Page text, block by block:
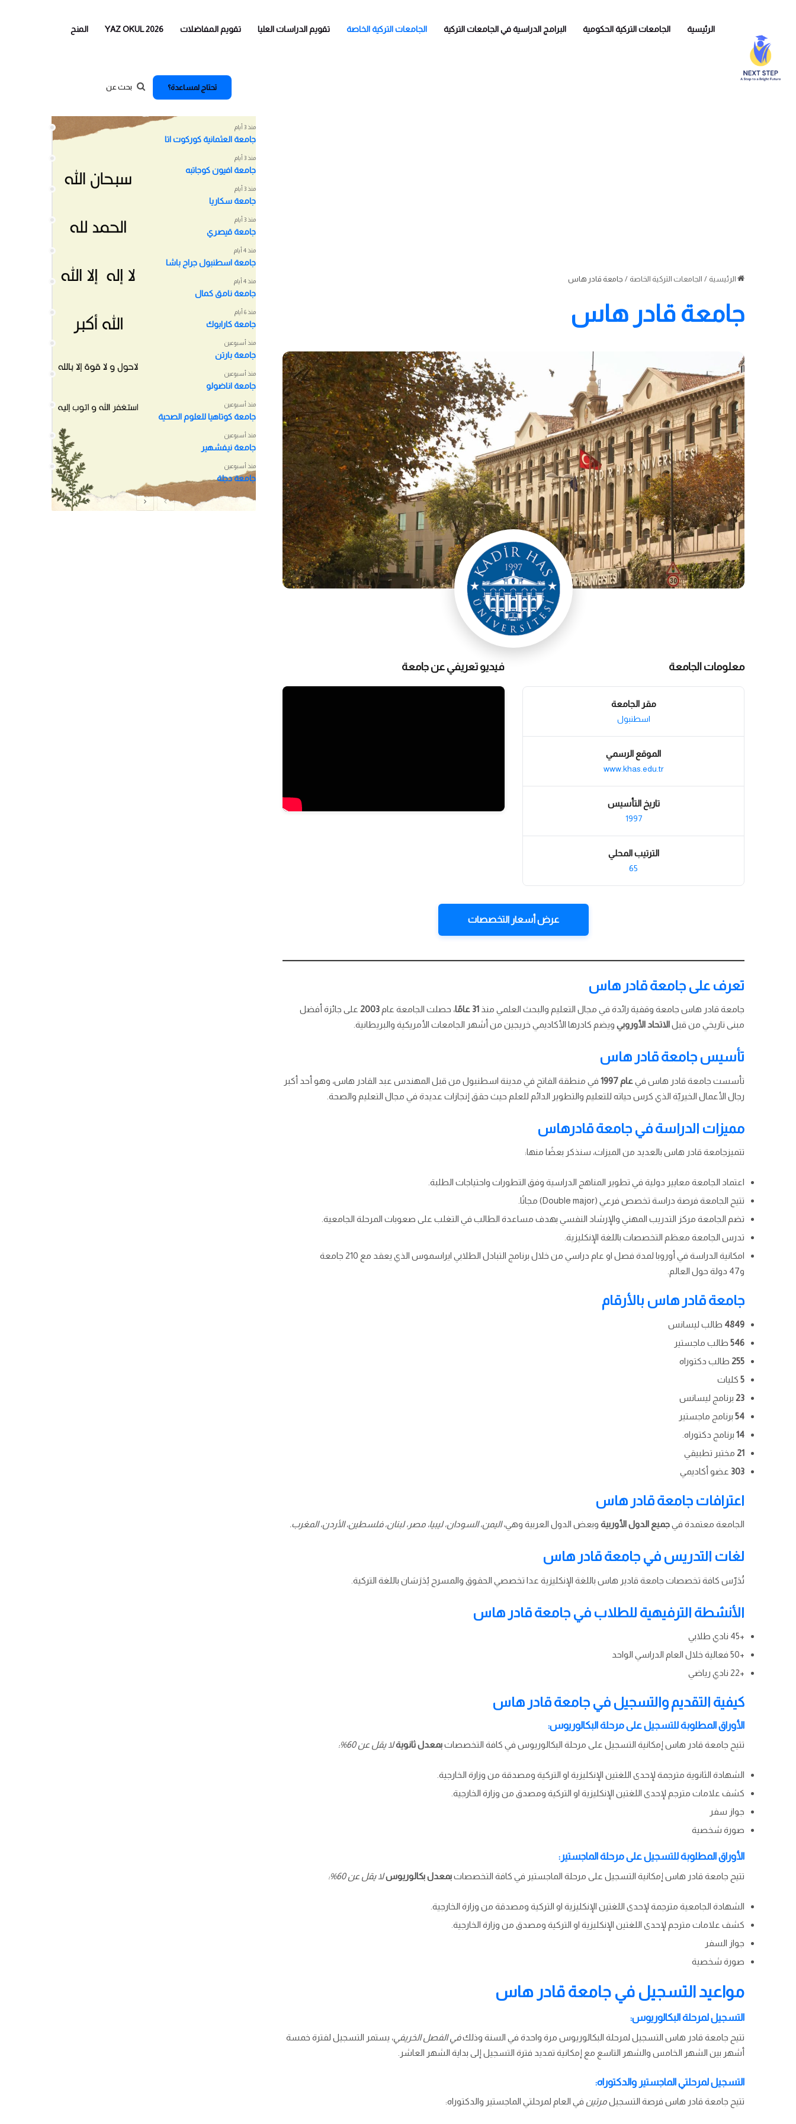
الرئيسية الجامعات التركية الحكومية البرامج الدراسية في الجامعات التركية الجامعات التركية الخاصة تقويم الدراسات العليا تقويم المفاضلات YAZ OKUL 2026 المنح
تحتاج لمساعدة؟
الرئيسية / الجامعات التركية الخاصة / جامعة قادر هاس
جامعة قادر هاس
معلومات الجامعة
مقر الجامعة
اسطنبول
الموقع الرسمي
www.khas.edu.tr
تاريخ التأسيس
1997
الترتيب المحلي
65
فيديو تعريفي عن جامعة
عرض أسعار التخصصات
تعرف على جامعة قادر هاس
جامعة قادر هاس جامعة وقفية رائدة في مجال التعليم والبحث العلمي منذ 31 عامًا ، حصلت الجامعة عام 2003 على جائزة أفضل
مبنى تاريخي من قبلالاتحاد الأوروبي ويضم كادرها الأكاديمي خريجين من أشهر الجامعات الأمريكية والبريطانية.
تأسيس جامعة قادر هاس
تأسست جامعة قادر هاس فيعام 1997 في منطقة الفاتح في مدينة اسطنبول من قبل المهندس عبد القادر هاس، وهو أحد أكبر
رجال الأعمال الخيريّة الذي كرس حياته للتعليم والتطوير الدائم للعلم حيث حقق إنجازات عديدة في مجال التعليم والصحة.
مميزات الدراسة في جامعة قادرهاس
تتميزجامعة قادر هاس بالعديد من الميزات، سنذكر بعضًا منها:
اعتماد الجامعة معايير دولية في تطوير المناهج الدراسية وفق التطورات واحتياجات الطلبة.
تتيح الجامعة فرصة دراسة تخصص فرعي (Double major) مجانًا.
تضم الجامعة مركز التدريب المهني والإرشاد النفسي بهدف مساعدة الطالب في التغلب على صعوبات المرحلة الجامعية.
تدرس الجامعة معظم التخصصات باللغة الإنكليزية.
امكانية الدراسة في أوروبا لمدة فصل او عام دراسي من خلال برنامج التبادل الطلابي ايراسموس الذي يعقد مع 210 جامعة
و47 دولة حول العالم.
جامعة قادر هاس بالأرقام
4849 طالب ليسانس
546 طالب ماجستير
255 طالب دكتوراه
5 كليات
23 برنامج ليسانس
54 برنامج ماجستير
14 برنامج دكتوراه.
21 مختبر تطبيقي
303 عضو أكاديمي
اعترافات جامعة قادر هاس
الجامعة معتمدة فيجميع الدول الأوربية وبعض الدول العربية وهي،اليمن، السودان، ليبيا، مصر، لبنان، فلسطين، الأردن، المغرب.
لغات التدريس في جامعة قادر هاس
تُدَرّس كافة تخصصات جامعة قادير هاس باللغة الإنكليزية عدا تخصصي الحقوق والمسرح يُدَرَسَان باللغة التركية.
الأنشطة الترفيهية للطلاب في جامعة قادر هاس
+45 نادي طلابي
+50 فعالية خلال العام الدراسي الواحد
+22 نادي رياضي
كيفية التقديم والتسجيل في جامعة قادر هاس
الأوراق المطلوبة للتسجيل على مرحلة البكالوريوس:
تتيح جامعة قادر هاس إمكانية التسجيل على مرحلة البكالوريوس في كافة التخصصاتبمعدل ثانويةلا يقل عن 60%:
الشهادة الثانوية مترجمة لإحدى اللغتين الإنكليزية او التركية ومصدقة من وزارة الخارجية.
كشف علامات مترجم لإحدى اللغتين الإنكليزية او التركية ومصدق من وزارة الخارجية.
جواز سفر
صورة شخصية
الأوراق المطلوبة للتسجيل على مرحلة الماجستير:
تتيح جامعة قادر هاس إمكانية التسجيل على مرحلة الماجستير في كافة التخصصاتبمعدل بكالوريوسلا يقل عن 60%:
الشهادة الجامعية مترجمة لإحدى اللغتين الإنكليزية او التركية ومصدقة من وزارة الخارجية.
كشف علامات مترجم لإحدى اللغتين الإنكليزية او التركية ومصدق من وزارة الخارجية.
جواز السفر
صورة شخصية
مواعيد التسجيل في جامعة قادر هاس
التسجيل لمرحلة البكالوريوس:
تتيح جامعة قادر هاس التسجيل لمرحلة البكالوريوس مرة واحدة في السنة وذلكفي الفصل الخريفي، يستمر التسجيل لفترة خمسة
أشهر بين الشهر الخامس والشهر التاسع مع إمكانية تمديد فترة التسجيل إلى بداية الشهر العاشر.
التسجيل لمرحلتي الماجستير والدكتوراه:
تتيح جامعة قادر هاس فرصة التسجيلمرتين في العام لمرحلتي الماجستير والدكتوراه:
اخر الاخبار
منذ 3 أيام
جامعة العثمانية كوركوت اتا
منذ 3 أيام
جامعة افيون كوجاتبه
منذ 3 أيام
جامعة سكاريا
منذ 3 أيام
جامعة قيصري
منذ 4 أيام
جامعة اسطنبول جراح باشا
منذ 4 أيام
جامعة نامق كمال
منذ 6 أيام
جامعة كارابوك
منذ أسبوعين
جامعة بارتن
منذ أسبوعين
جامعة اناضولو
منذ أسبوعين
جامعة كوتاهيا للعلوم الصحية
منذ أسبوعين
جامعة نيفشهير
منذ أسبوعين
جامعة دجلة